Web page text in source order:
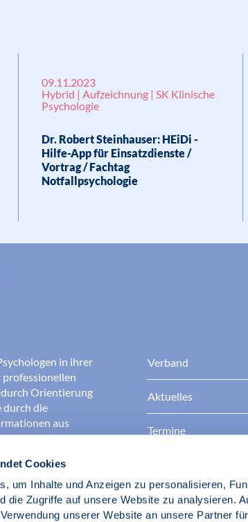
Cookies
um Inhalte und Anzeigen zu personalisieren,
die Zugriffe auf unsere Website zu analysieren.
unserer Website an unsere Partner
09.11.2023
Hybrid | Aufzeichnung | SK Klinische
Psychologie
Dr. Robert Steinhauser: HEiDi -
Hilfe-App für Einsatzdienste /
Vortrag / Fachtag
Notfallpsychologie
in ihrer
professionellen
Orientierung
durch die
aus
sorgen dafür, dass
verantwortungsvoll
das Ansehen aller
und
Verband
Aktuelles
Termine
Berufsethik